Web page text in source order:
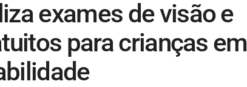
exames de visão e
para crianças em